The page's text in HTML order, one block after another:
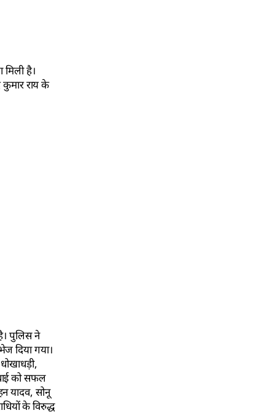
है।
कुमार राय के
पुलिस ने
दिया गया।
को सफल
यादव, सोनू
के विरुद्ध